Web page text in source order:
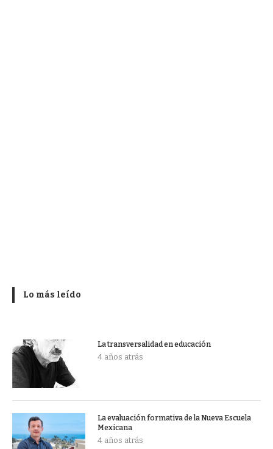
Lo más leído
La transversalidad en educación
4 años atrás
La evaluación formativa de la Nueva Escuela
Mexicana
4 años atrás